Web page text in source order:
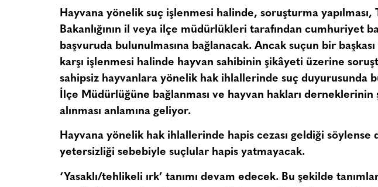
Hayvana yönelik suç işlenmesi halinde, soruşturma yapılması,
Bakanlığının il veya ilçe müdürlükleri tarafından cumhuriyet
başvuruda bulunulmasına bağlanacak. Ancak suçun bir
karşı işlenmesi halinde hayvan sahibinin şikâyeti üzerine
sahipsiz hayvanlara yönelik hak ihlallerinde suç duyurusunda
İlçe Müdürlüğüne bağlanması ve hayvan hakları derneklerinin
alınması anlamına geliyor.
Hayvana yönelik hak ihlallerinde hapis cezası geldiği söylense
yetersizliği sebebiyle suçlular hapis yatmayacak.
‘Yasaklı/tehlikeli ırk’ tanımı devam edecek. Bu şekilde